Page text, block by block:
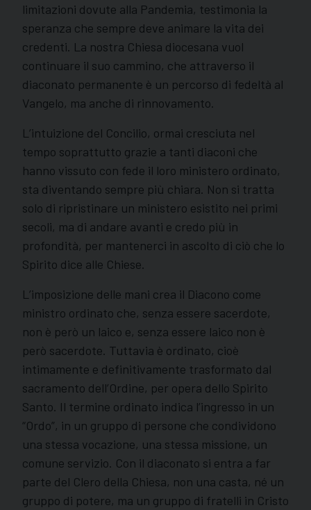
limitazioni dovute alla Pandemia, testimonia la
speranza che sempre deve animare la vita dei
credenti. La nostra Chiesa diocesana vuol
continuare il suo cammino, che attraverso il
diaconato permanente è un percorso di fedeltà al
Vangelo, ma anche di rinnovamento.
L’intuizione del Concilio, ormai cresciuta nel
tempo soprattutto grazie a tanti diaconi che
hanno vissuto con fede il loro ministero ordinato,
sta diventando sempre più chiara. Non si tratta
solo di ripristinare un ministero esistito nei primi
secoli, ma di andare avanti e credo più in
profondità, per mantenerci in ascolto di ciò che lo
Spirito dice alle Chiese.
L’imposizione delle mani crea il Diacono come
ministro ordinato che, senza essere sacerdote,
non è però un laico e, senza essere laico non è
però sacerdote. Tuttavia è ordinato, cioè
intimamente e definitivamente trasformato dal
sacramento dell’Ordine, per opera dello Spirito
Santo. Il termine ordinato indica l’ingresso in un
“Ordo”, in un gruppo di persone che condividono
una stessa vocazione, una stessa missione, un
comune servizio. Con il diaconato si entra a far
parte del Clero della Chiesa, non una casta, né un
gruppo di potere, ma un gruppo di fratelli in Cristo